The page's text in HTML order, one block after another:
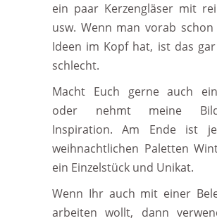
ein paar Kerzengläser mit
usw. Wenn man vorab
Ideen im Kopf hat, ist das
schlecht.
Macht Euch gerne auch
oder nehmt meine
Inspiration. Am Ende ist
weihnachtlichen Paletten
ein Einzelstück und Unikat.
Wenn Ihr auch mit einer
arbeiten wollt, dann